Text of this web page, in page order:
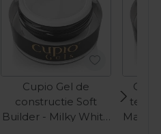
Cupio Gel de
constructie Soft
Builder - Milky White
Make-